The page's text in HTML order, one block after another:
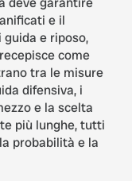
e il
e riposo,
come
tra le misure
difensiva, i
e la scelta
più lunghe, tutti
probabilità e la